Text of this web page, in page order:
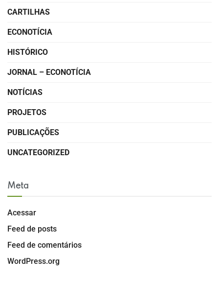
CARTILHAS
ECONOTÍCIA
HISTÓRICO
JORNAL – ECONOTÍCIA
NOTÍCIAS
PROJETOS
PUBLICAÇÕES
UNCATEGORIZED
Meta
Acessar
Feed de posts
Feed de comentários
WordPress.org